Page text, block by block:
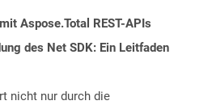
Aspose.Total REST-APIs
des Net SDK: Ein Leitfaden
nicht nur durch die